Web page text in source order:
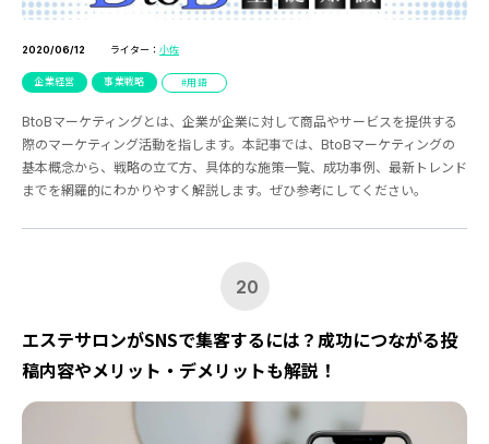
2020/06/12 ライター： 小佐
企業経営 事業戦略 用語
BtoBマーケティングとは、企業が企業に対して商品やサービスを提供する
際のマーケティング活動を指します。本記事では、BtoBマーケティングの
基本概念から、戦略の立て方、具体的な施策一覧、成功事例、最新トレンド
までを網羅的にわかりやすく解説します。ぜひ参考にしてください。
20
エステサロンがSNSで集客するには？成功につながる投
稿内容やメリット・デメリットも解説！